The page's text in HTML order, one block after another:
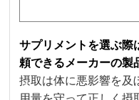
サプリメントを選ぶ際
頼できるメーカーの製
摂取は体に悪影響を及